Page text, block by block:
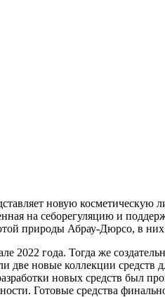
новую косметическую
на себорегуляцию и
природы Абрау-Дюрсо, в
2022 года. Тогда же
две новые коллекции
новых средств был
Готовые средства